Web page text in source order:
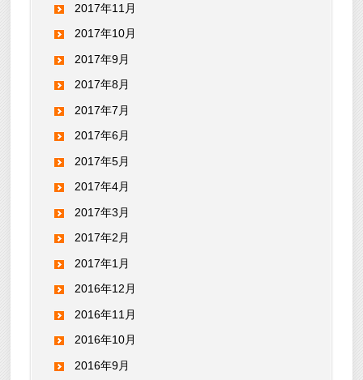
2017年11月
2017年10月
2017年9月
2017年8月
2017年7月
2017年6月
2017年5月
2017年4月
2017年3月
2017年2月
2017年1月
2016年12月
2016年11月
2016年10月
2016年9月